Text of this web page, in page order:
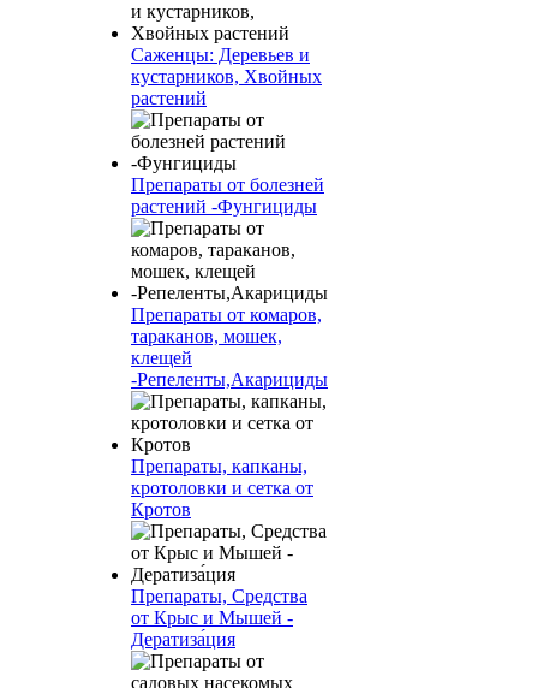
Саженцы: Деревьев и
кустарников, Хвойных
растений
Препараты от болезней
растений -Фунгициды
Препараты от комаров,
тараканов, мошек,
клещей
-Репеленты,Акарициды
Препараты, капканы,
кротоловки и сетка от
Кротов
Препараты, Средства
от Крыс и Мышей -
Дератиза́ция